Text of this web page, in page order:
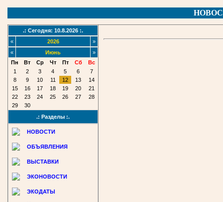
.: Сегодня: 10.8.2026 :.
«
2026
»
«
Июнь
»
Пн
Вт Ср Чт Пт Сб
Вс
1
2 3 4 5 6
7
8
9 10 11 12 13
14
15
16 17 18 19 20
21
22
23 24 25 26 27
28
29
30
.: Разделы :.
НОВОСТИ
ОБЪЯВЛЕНИЯ
ВЫСТАВКИ
ЭКОНОВОСТИ
ЭКОДАТЫ